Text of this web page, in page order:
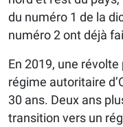
du numéro 1 de la
numéro 2 ont déjà
En 2019, une
régime autoritaire
30 ans. Deux ans
transition vers un